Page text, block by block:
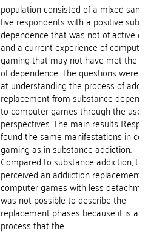
population consisted of a mixed
five respondents with a positive
dependence that was not of active
and a current experience of computer
gaming that may not have met the
of dependence. The questions were
at understanding the process of
replacement from substance
to computer games through the
perspectives. The main results
found the same manifestations in
gaming as in substance addiction.
Compared to substance addiction,
perceived an addiiction replacement
computer games with less
was not possible to describe the
replacement phases because it is a
process that the...